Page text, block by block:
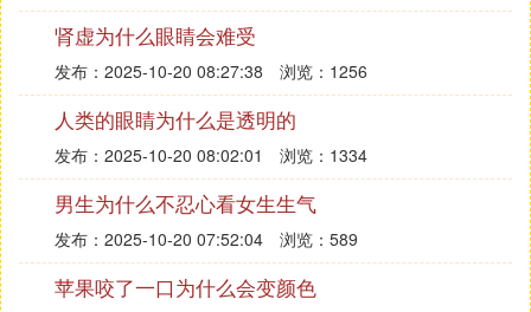
肾虚为什么眼睛会难受
发布：2025-10-20 08:27:38 浏览：1256
人类的眼睛为什么是透明的
发布：2025-10-20 08:02:01 浏览：1334
男生为什么不忍心看女生生气
发布：2025-10-20 07:52:04 浏览：589
苹果咬了一口为什么会变颜色